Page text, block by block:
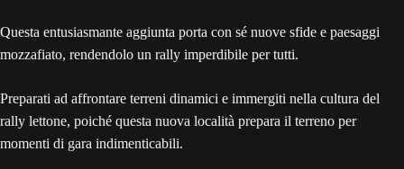
Questa entusiasmante aggiunta porta con sé nuove sfide e paesaggi
mozzafiato, rendendolo un rally imperdibile per tutti.
Preparati ad affrontare terreni dinamici e immergiti nella cultura del
rally lettone, poiché questa nuova località prepara il terreno per
momenti di gara indimenticabili.